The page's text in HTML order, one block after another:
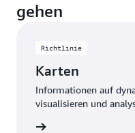
gehen
Richtlinie
Karten
Informationen auf
visualisieren und